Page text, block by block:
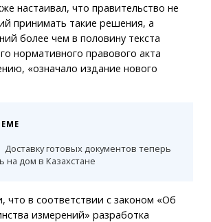
настаивал, что правительство не
принимать такие решения, а
более чем в половину текста
нормативного правового акта
«означало издание нового
Доставку готовых документов теперь
на дом в Казахстане
что в соответствии с законом «Об
измерений» разработка